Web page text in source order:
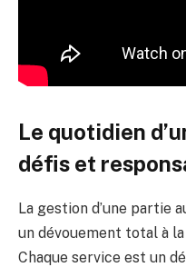
Le quotidien
défis et
La gestion d’une partie
un dévouement total à
Chaque service est un